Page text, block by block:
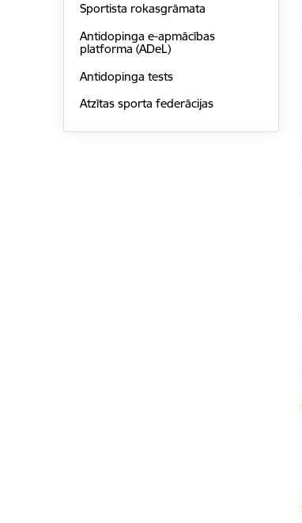
Sportista rokasgrāmata
Antidopinga e-apmācības
platforma (ADeL)
Antidopinga tests
Atzītas sporta federācijas